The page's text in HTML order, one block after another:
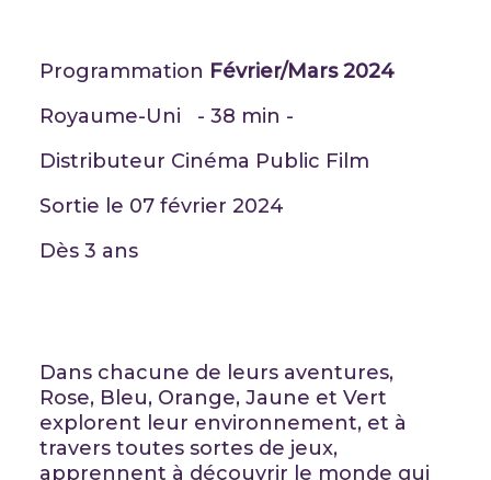
Programmation Février/Mars 2024
Royaume-Uni - 38 min -
Distributeur Cinéma Public Film
Sortie le 07 février 2024
Dès 3 ans
Dans chacune de leurs aventures,
Rose, Bleu, Orange, Jaune et Vert
explorent leur environnement, et à
travers toutes sortes de jeux,
apprennent à découvrir le monde qui